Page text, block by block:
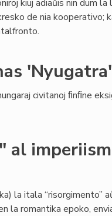
kiuj adiaŭis nin dum
de nia kooperativo;
'Nyugatra'
civitanoj ﬁnﬁne
al
la itala “risorgimento”
la romantika epoko,